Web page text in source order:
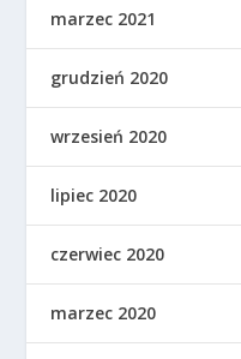
marzec 2021
grudzień 2020
wrzesień 2020
lipiec 2020
czerwiec 2020
marzec 2020